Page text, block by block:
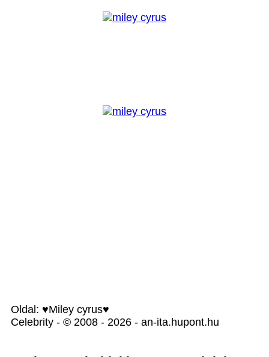
Oldal: ♥Miley cyrus♥
Celebrity - © 2008 - 2026 - an-ita.hupont.hu